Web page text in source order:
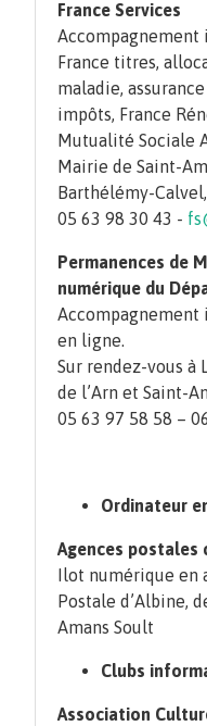
France Services
Accompagnement
France titres,
maladie,
impôts, France
Mutualité Sociale
Mairie de Saint-
Barthélémy-
05 63 98 30 43 -
Permanences de
numérique du
Accompagnement
en ligne.
Sur rendez-vous à
de l’Arn et Saint-
05 63 97 58 58 –
Ordinateur
Agences postales
Ilot numérique en
Postale d’Albine,
Amans Soult
Clubs
Association